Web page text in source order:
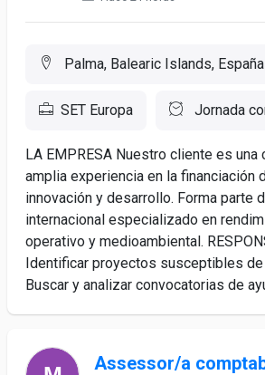
Palma, Balearic Islands, España
SET Europa Jornada
LA EMPRESA Nuestro cliente es una
amplia experiencia en la financiación
innovación y desarrollo. Forma parte
internacional especializado en
operativo y medioambiental.
Identificar proyectos susceptibles de
Buscar y analizar convocatorias de
Assessor/a